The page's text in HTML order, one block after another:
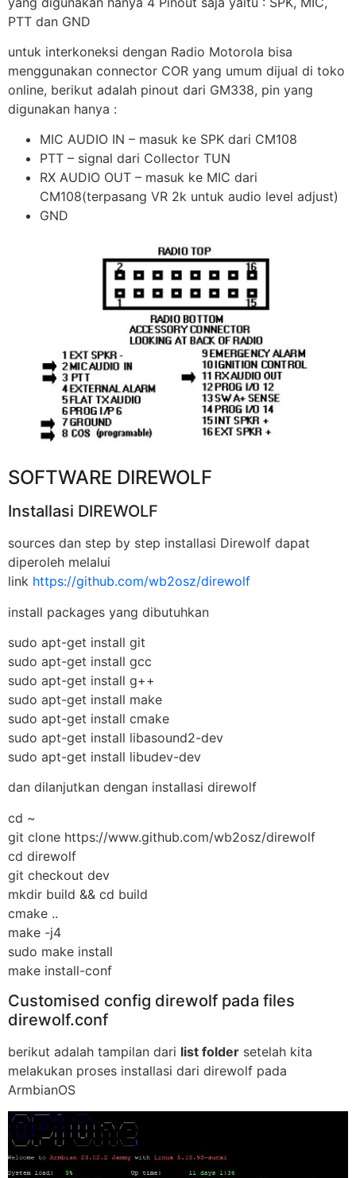
PTT dan GND
untuk interkoneksi dengan Radio Motorola bisa
menggunakan connector COR yang umum dijual di toko
online, berikut adalah pinout dari GM338, pin yang
digunakan hanya :
MIC AUDIO IN – masuk ke SPK dari CM108
PTT – signal dari Collector TUN
RX AUDIO OUT – masuk ke MIC dari
CM108(terpasang VR 2k untuk audio level adjust)
GND
SOFTWARE DIREWOLF
Installasi DIREWOLF
sources dan step by step installasi Direwolf dapat
diperoleh melalui
link https://github.com/wb2osz/direwolf
install packages yang dibutuhkan
sudo apt-get install git
sudo apt-get install gcc
sudo apt-get install g++
sudo apt-get install make
sudo apt-get install cmake
sudo apt-get install libasound2-dev
sudo apt-get install libudev-dev
dan dilanjutkan dengan installasi direwolf
cd ~
git clone https://www.github.com/wb2osz/direwolf
cd direwolf
git checkout dev
mkdir build && cd build
cmake ..
make -j4
sudo make install
make install-conf
Customised config direwolf pada files
direwolf.conf
berikut adalah tampilan dari list folder setelah kita
melakukan proses installasi dari direwolf pada
ArmbianOS